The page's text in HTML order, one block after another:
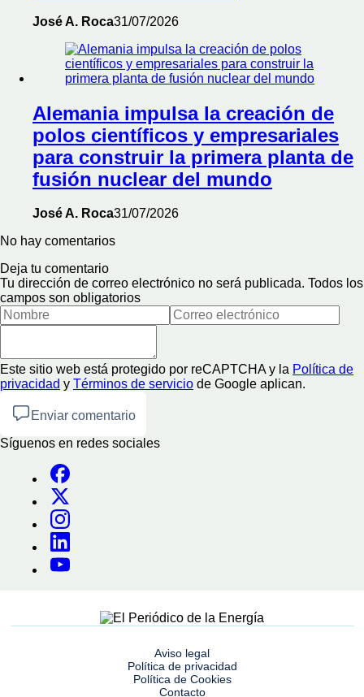
José A. Roca31/07/2026
Alemania impulsa la creación de
polos científicos y empresariales
para construir la primera planta de
fusión nuclear del mundo
José A. Roca31/07/2026
No hay comentarios
Deja tu comentario
Tu dirección de correo electrónico no será publicada. Todos los
campos son obligatorios
Este sitio web está protegido por reCAPTCHA y la Política de
privacidad y Términos de servicio de Google aplican.
Enviar comentario
Síguenos en redes sociales
Aviso legal
Política de privacidad
Política de Cookies
Contacto